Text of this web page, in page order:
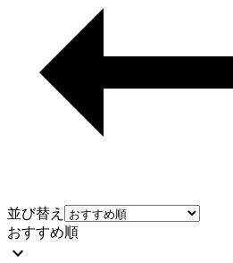
並び替え
おすすめ順